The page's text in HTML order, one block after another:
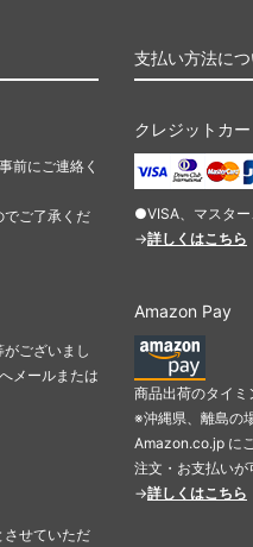
前にご連絡く
でご了承くだ
ございまし
メールまたは
させていただ
支払い方法につ
クレジットカ
●VISA、マスター
→詳しくはこちら
Amazon Pay
商品出荷のタイミ
※沖縄県、離島の
Amazon.co.jp に
注文・お支払いが
→詳しくはこちら